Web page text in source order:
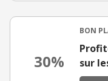
30%
BON
sur